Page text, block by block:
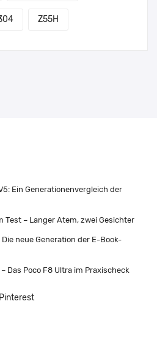
Z55H
Ein Generationenvergleich der
Test – Langer Atem, zwei Gesichter
neue Generation der E-Book-
Das Poco F8 Ultra im Praxischeck
Pinterest